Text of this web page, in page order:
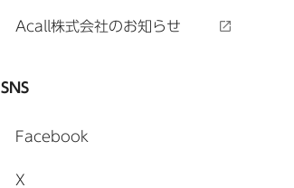
Acall株式会社のお知らせ
SNS
Facebook
X